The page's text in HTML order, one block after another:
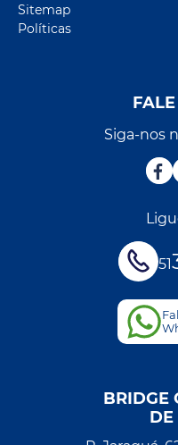
Sitemap
Políticas
Siga-nos
51
BRIDGE
DE